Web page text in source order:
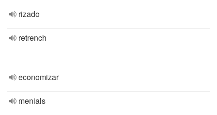
rizado
retrench
economizar
menials